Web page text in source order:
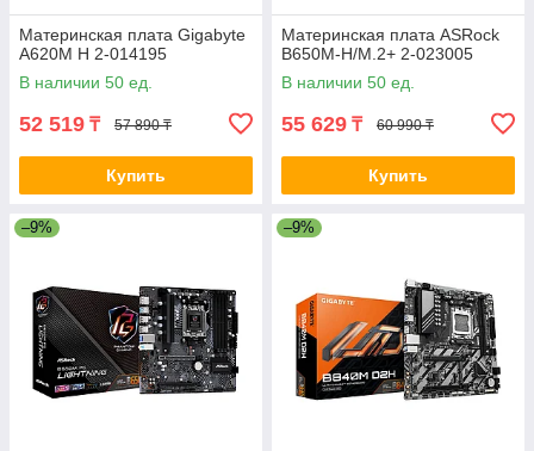
Материнская плата Gigabyte
A620M H 2-014195
В наличии 50 ед.
52 519 ₸ 57 890 ₸
Купить
Материнская плата ASRock
B650M-H/M.2+ 2-023005
В наличии 50 ед.
55 629 ₸ 60 990 ₸
Купить
–9% –9%